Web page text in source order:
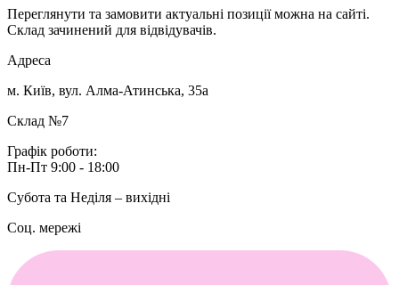
Переглянути та замовити актуальні позиції можна на сайті.
Склад зачинений для відвідувачів.
Адреса
м. Київ, вул. Алма-Атинська, 35а
Склад №7
Графік роботи:
Пн-Пт 9:00 - 18:00
Субота та Неділя – вихідні
Соц. мережі